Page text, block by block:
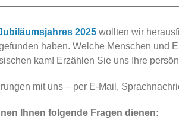
2025 wollten wir
haben. Welche Menschen und
kam! Erzählen Sie uns Ihre
mit uns – per E-Mail,
Ihnen folgende Fragen dienen: